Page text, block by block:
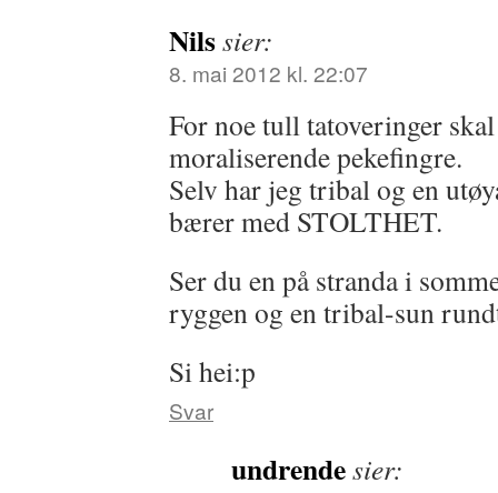
Nilssier:
8. mai 2012 kl. 22:07
For noe tull tatoveringer
moraliserende pekefingre.
Selv har jeg tribal og en
bærer med STOLTHET.
Ser du en på stranda i
ryggen og en tribal-sun
Si hei:p
Svar
undrendesier: